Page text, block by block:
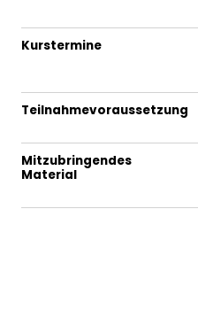
Kurstermine
Teilnahmevoraussetzung
Mitzubringendes
Material